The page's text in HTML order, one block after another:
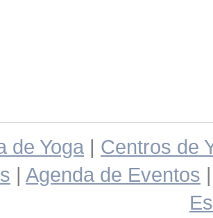
de Yoga | Centros de
| Agenda de Eventos